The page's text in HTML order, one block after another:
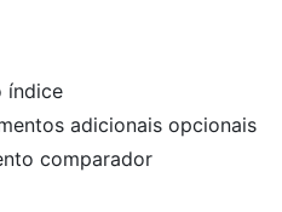
índice
adicionais opcionais
comparador